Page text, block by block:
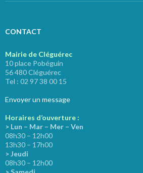
CONTACT
Mairie de Cléguérec
10 place Pobéguin
56 480 Cléguérec
Tel : 02 97 38 00 15
Envoyer un message
Horaires d’ouverture :
> Lun – Mar – Mer – Ven
08h30 – 12h00
13h30 – 17h00
> Jeudi
08h30 – 12h00